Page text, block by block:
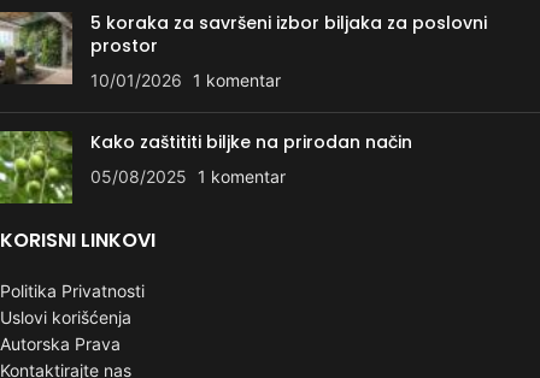
5 koraka za savršeni izbor biljaka za poslovni
prostor
10/01/2026 1 komentar
Kako zaštititi biljke na prirodan način
05/08/2025 1 komentar
KORISNI LINKOVI
Politika Privatnosti
Uslovi korišćenja
Autorska Prava
Kontaktirajte nas